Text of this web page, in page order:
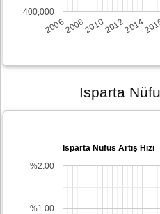
20062008201020122014
400,000
Isparta
Isparta Nüfus Artış Hızı
%1.00
%2.00